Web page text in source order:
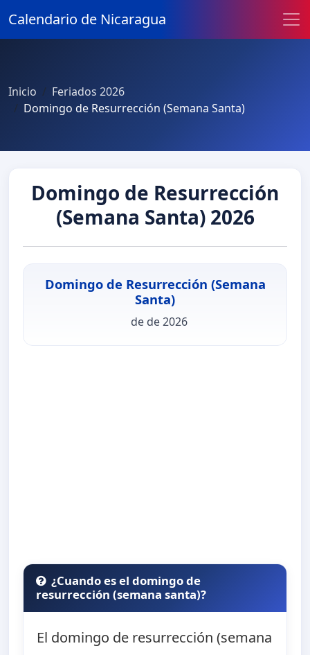
Calendario de Nicaragua
Inicio
Feriados 2026
Domingo de Resurrección (Semana Santa)
Domingo de Resurrección
(Semana Santa) 2026
Domingo de Resurrección (Semana
Santa)
de de 2026
¿Cuando es el domingo de
resurrección (semana santa)?
El domingo de resurrección (semana